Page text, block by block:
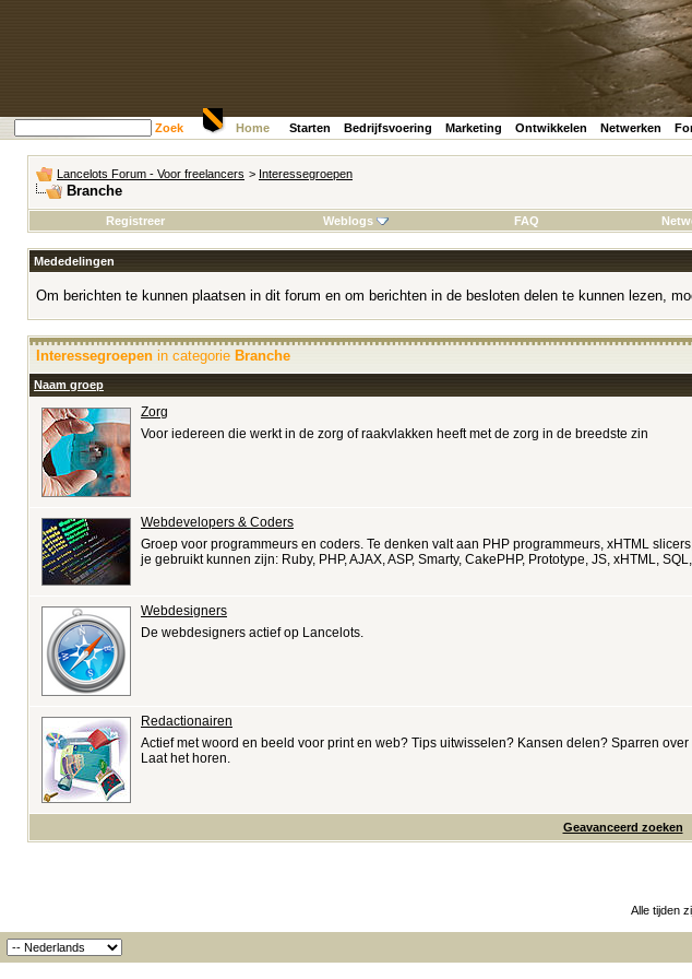
Zoek Home Starten Bedrijfsvoering Marketing Ontwikkelen Netwerken
Lancelots Forum - Voor freelancers > Interessegroepen
Branche
Registreer
Weblogs FAQ
Mededelingen
Om berichten te kunnen plaatsen in dit forum en om berichten in de besloten delen te kunnen lezen,
Interessegroepen in categorie Branche
Naam groep
Zorg
Voor iedereen die werkt in de zorg of raakvlakken heeft met de zorg in de breedste zin
Webdevelopers & Coders
Groep voor programmeurs en coders. Te denken valt aan PHP programmeurs, xHTML
je gebruikt kunnen zijn: Ruby, PHP, AJAX, ASP, Smarty, CakePHP, Prototype, JS, xHTML,
Webdesigners
De webdesigners actief op Lancelots.
Redactionairen
Actief met woord en beeld voor print en web? Tips uitwisselen? Kansen delen? Sparren
Laat het horen.
Geavanceerd zoeken
Alle tijden